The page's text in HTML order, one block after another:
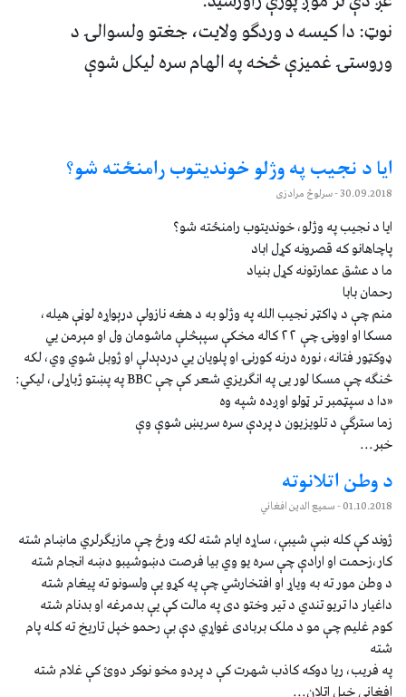
نوټ: دا کيسه د وردګو ولايت، جغتو ولسوالۍ د
وروستۍ غميزې څخه په الهام سره ليکل شوې
ایا د نجیب په وژلو خوندیتوب رامنځته شو؟
30.09.2018- سرلوڅ مرادزی
ایا د نجیب په وژلو، خوندیتوب رامنځته شو؟
پاچاهانو که قصرونه کړل اباد
ما د عشق عمارتونه کړل بنیاد
رحمان بابا
منم چې د ډاکټر نجیب الله په وژلو به د هغه نازولې درېواړه لوڼې هیله،
مسکا او اوونۍ چې ۲۲ کاله مخکې سپېڅلې ماشومان ول او مېرمن يي
ډوکټور فتانه، نوره درنه کورنۍ او پلویان يي دردېدلې او ژوبل شوي وي، لکه
څنګه چې مسکا لور يی په انګریزي شعر کې چې BBC په پښتو ژباړلی، لیکي:
«دا د سپټمبر تر ټولو اوږده شپه وه
زما سترګې د تلویزیون د پردې سره سریښ شوې وې
خبر...
د وطن اتلانوته
01.10.2018- سمیع الدین افغاني
ژوند کې کله ښې شیبې، ساړه ایام شته لکه ورځ چې مازیګرلري ماښام شته
کار،زحمت او ارادې چې سره یو وي بیا فرصت دښوشیبو دښه انجام شته
د وطن مور ته به ویاړ او افتخارشي چې په کړو یې ولسونو ته پیغام شته
داغیار دا تریو تندي د تیر وختو دی په مالت کې یې بدمرغه او بدنام شته
کوم غلیم چې مو د ملک بربادی غواړي دې بې رحمو خپل تاریخ ته کله پام
شته
په فریب، ریا دوکه کاذب شهرت کې د پردو مخو نوکر دوئ کې غلام شته